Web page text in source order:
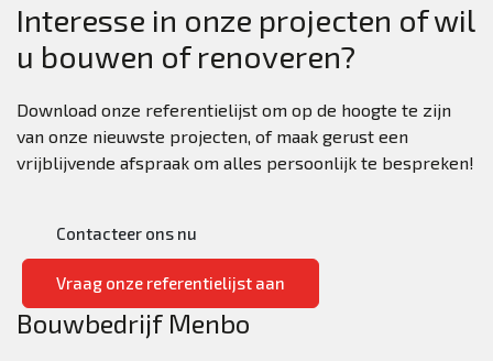
Interesse in onze projecten of wil
u bouwen of renoveren?
Download onze referentielijst om op de hoogte te zijn
van onze nieuwste projecten, of maak gerust een
vrijblijvende afspraak om alles persoonlijk te bespreken!
Contacteer ons nu
Vraag onze referentielijst aan
Bouwbedrijf Menbo